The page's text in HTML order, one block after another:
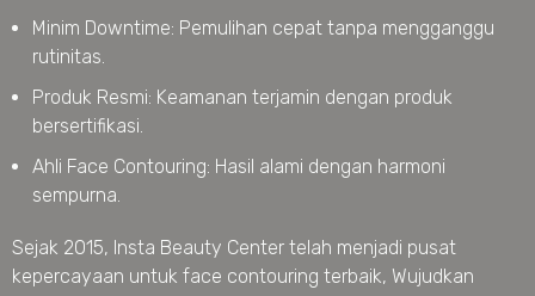
Minim Downtime: Pemulihan cepat tanpa mengganggu
rutinitas.
Produk Resmi: Keamanan terjamin dengan produk
bersertifikasi.
Ahli Face Contouring: Hasil alami dengan harmoni
sempurna.
Sejak 2015, Insta Beauty Center telah menjadi pusat
kepercayaan untuk face contouring terbaik, Wujudkan